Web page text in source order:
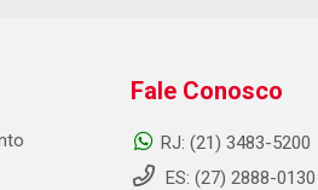
Fale Conosco
RJ: (21) 3483-5200
ES: (27) 2888-0130